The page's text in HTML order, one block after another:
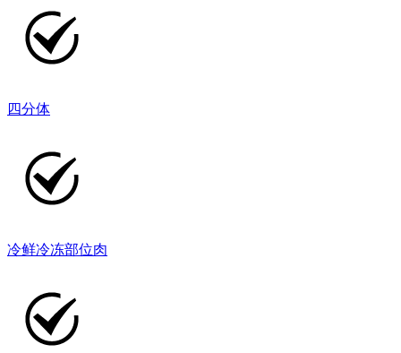
四分体
冷鲜冷冻部位肉